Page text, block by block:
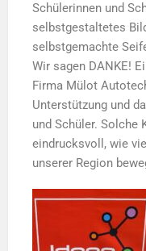
Schülerinnen und
selbstgestaltetes
selbstgemachte
​Wir sagen DANKE!
Firma Mülot
Unterstützung und
und Schüler. Solche
eindrucksvoll, wie
unserer Region